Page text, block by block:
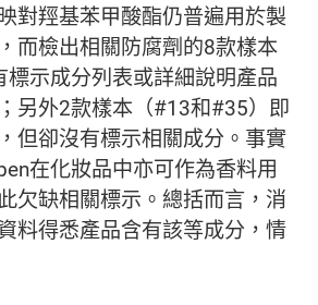
對羥基苯甲酸酯仍普遍用於製
而檢出相關防腐劑的8款樣本
標示成分列表或詳細說明產品
另外2款樣本（#13和#35）即
但卻沒有標示相關成分。事實
在化妝品中亦可作為香料用
欠缺相關標示。總括而言，消
料得悉產品含有該等成分，情